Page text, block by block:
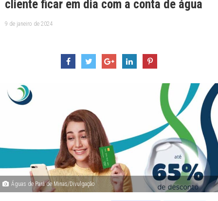
cliente ficar em dia com a conta de água
9 de janeiro de 2024
Águas de Pará de Minas/Divulgação